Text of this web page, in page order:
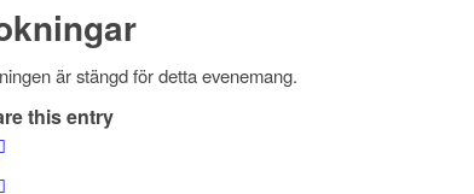
är stängd för detta evenemang.
this entry